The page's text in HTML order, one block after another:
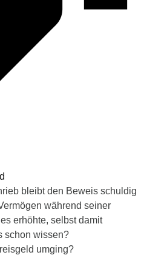
bleibt den Beweis schuldig
während seiner
erhöhte, selbst damit
schon wissen?
umging?